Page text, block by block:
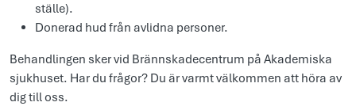
ställe).
Donerad hud från avlidna personer.
Behandlingen sker vid Brännskadecentrum på Akademiska
sjukhuset. Har du frågor? Du är varmt välkommen att höra av
dig till oss.